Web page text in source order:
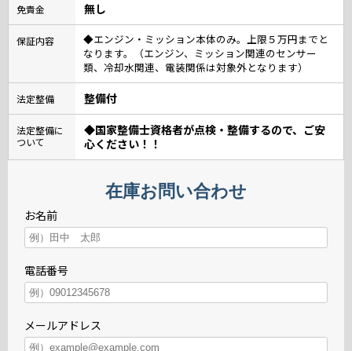
免責金 無し
保証内容
◆エンジン・ミッション本体のみ。上限５万円までと
なります。（エンジン、ミッション関連のセンサー
類、冷却水関連、電装関係は対象外となります）
法定整備 整備付
法定整備に
ついて
◆国家整備士資格者が点検・整備するので、ご安
心ください！！
在庫お問い合わせ
お名前
電話番号
メールアドレス